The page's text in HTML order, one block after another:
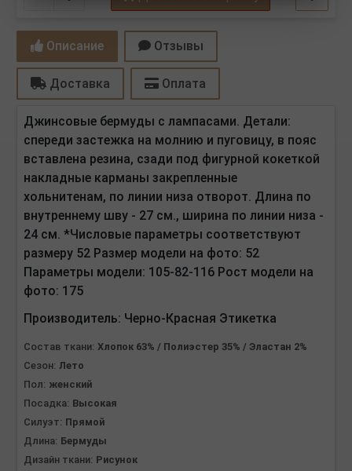
Описание Отзывы
Доставка Оплата
Джинсовые бермуды с лампасами. Детали:
спереди застежка на молнию и пуговицу, в пояс
вставлена резина, сзади под фигурной кокеткой
накладные карманы закрепленные
хольнитенам, по линии низа отворот. Длина по
внутреннему шву - 27 см., ширина по линии низа -
24 см. *Числовые параметры соответствуют
размеру 52 Размер модели на фото: 52
Параметры модели: 105-82-116 Рост модели на
фото: 175
Производитель: Черно-Красная Этикетка
Состав ткани: Хлопок 63% / Полиэстер 35% / Эластан 2%
Сезон: Лето
Пол: женский
Посадка: Высокая
Силуэт: Прямой
Длина: Бермуды
Дизайн ткани: Рисунок